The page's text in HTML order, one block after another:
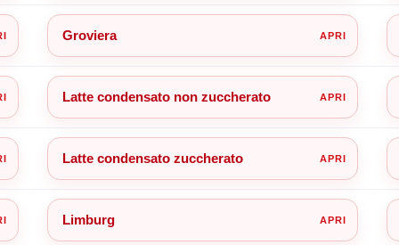
Groviera
Latte condensato non zuccherato
Latte condensato zuccherato
Limburg